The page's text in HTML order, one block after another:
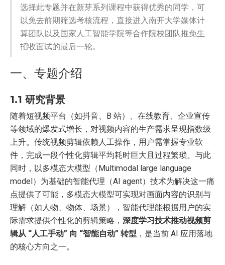
选择此专题并在新芽系列课程中获得优秀的同学，可
以免去前期筛选考核流程，直接进入南开大学媒体计
算团队以及国家人工智能学院等合作院校团队推免生
招收面试的最后一轮。
一、专题介绍
1.1 研究背景
随着短视频平台（如抖音、B 站）、在线教育、企业宣传
等领域的爆发式增长，对视频内容的生产需求呈现指数级
上升。传统视频剪辑依赖人工操作，用户需掌握专业软
件，完成一段个性化剪辑平均耗时巨大且过程繁琐。与此
同时，以多模态大模型（Multimodal large language
model）为基础的智能代理（AI agent）技术为解决这一痛
点提供了可能，多模态大模型可实现对画面内容的识别与
理解（如人物、物体、场景），智能代理能根据用户的实
际需求提供个性化的剪辑策略， 深度学习技术推动视频剪
辑从 “人工手动” 向 “智能自动” 转型 ，是当前 AI 应用落地
的核心方向之一。